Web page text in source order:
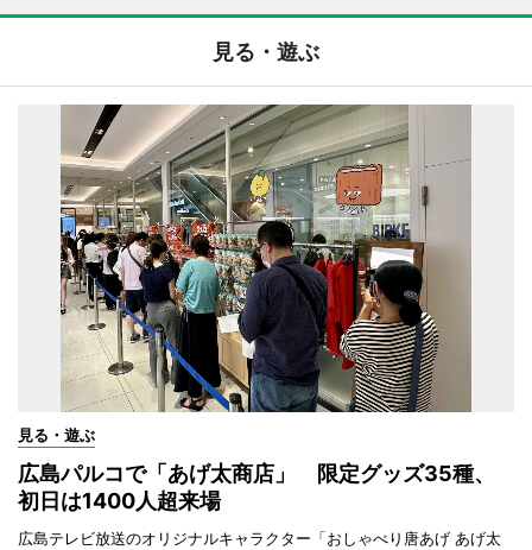
見る・遊ぶ
見る・遊ぶ
広島パルコで「あげ太商店」 限定グッズ35種、
初日は1400人超来場
広島テレビ放送のオリジナルキャラクター「おしゃべり唐あげ あげ太